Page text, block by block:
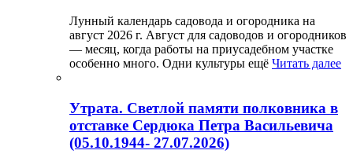
Лунный календарь садовода и огородника на
август 2026 г. Август для садоводов и огородников
— месяц, когда работы на приусадебном участке
особенно много. Одни культуры ещё Читать далее
Утрата. Светлой памяти полковника в
отставке Сердюка Петра Васильевича
(05.10.1944- 27.07.2026)